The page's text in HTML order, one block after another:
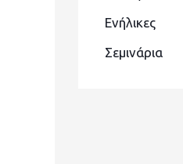
Ενήλικες
Σεμινάρια